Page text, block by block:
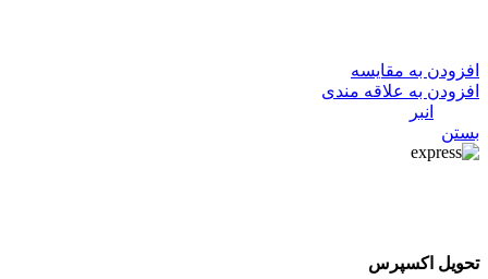
افزودن به مقایسه
افزودن به علاقه مندی
انبر
بستن
تحویل اکسپرس